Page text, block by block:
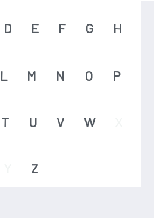
D E F G H
L M N O P
T U V W
Z